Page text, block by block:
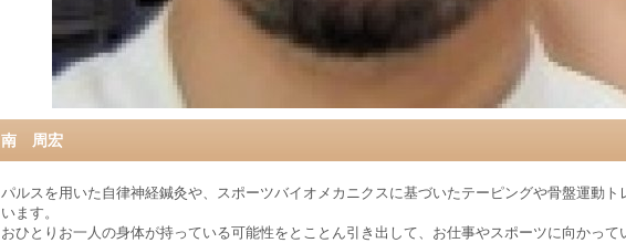
南 周宏
パルスを用いた自律神経鍼灸や、スポーツバイオメカニクスに基づいたテーピングや骨盤運動ト
います。
おひとりお一人の身体が持っている可能性をとことん引き出して、お仕事やスポーツに向かって